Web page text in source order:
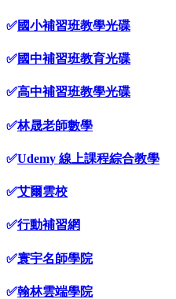
✅國小補習班教學光碟
✅國中補習班教育光碟
✅高中補習班教學光碟
✅林晟老師數學
✅Udemy 線上課程綜合教學
✅艾爾雲校
✅行動補習網
✅寰宇名師學院
✅翰林雲端學院